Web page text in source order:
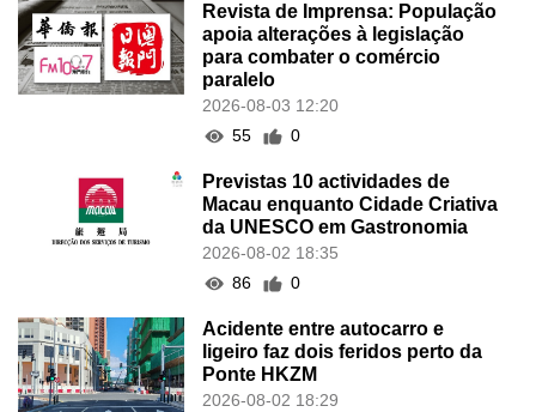
Revista de Imprensa: População
apoia alterações à legislação
para combater o comércio
paralelo
2026-08-03 12:20
55
0
Previstas 10 actividades de
Macau enquanto Cidade Criativa
da UNESCO em Gastronomia
2026-08-02 18:35
86
0
Acidente entre autocarro e
ligeiro faz dois feridos perto da
Ponte HKZM
2026-08-02 18:29